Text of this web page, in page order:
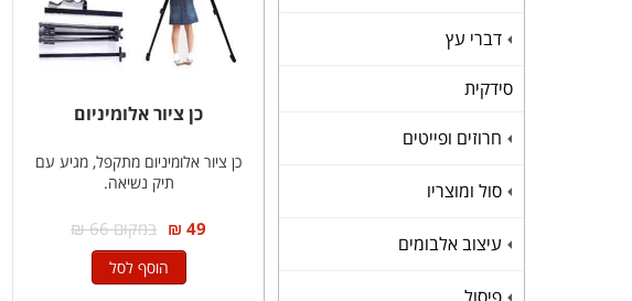
+
דברי עץ
סידקית
+
חרוזים ופייטים
+
סול ומוצריו
+
עיצוב אלבומים
+
כן ציור אלומיניום
כן ציור אלומיניום מתקפל, מגיע עם
תיק נשיאה.
49 ₪ במקום 66 ₪
הוסף לסל